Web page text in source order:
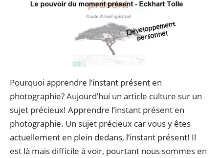
Pourquoi apprendre l’instant présent en
photographie? Aujourd’hui un article culture sur un
sujet précieux! Apprendre l’instant présent en
photographie. Un sujet précieux car vous y êtes
actuellement en plein dedans, l’instant présent! Il
est là mais difficile à voir, pourtant nous sommes en